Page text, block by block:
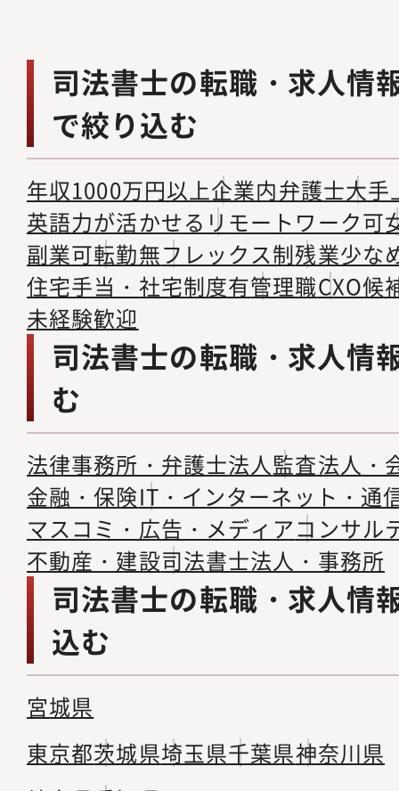
司法書士の転職・求人情
で絞り込む
年収1000万円以上企業内弁護士大手
英語力が活かせる リモートワーク可
副業可転勤無フレックス制残業少な
住宅手当・社宅制度有管理職CXO候
未経験歓迎
司法書士の転職・求人情
む
法律事務所・弁護士法人監査法人・
金融・保険IT・インターネット・通
マスコミ・広告・メディアコンサル
不動産・建設司法書士法人・事務所
司法書士の転職・求人情
込む
宮城県
東京都茨城県埼玉県千葉県神奈川県